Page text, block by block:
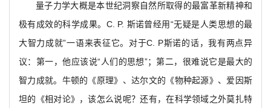
量子力学大概是本世纪洞察自然所取得的最富革新精神和
极有成效的科学成果。C. P. 斯诺曾经用“无疑是人类思想的最
大智力成就”一语来表征它。对于C. P斯诺的话，我有两点异
议：第一，他应该说“人们的思想”；第二，很难说它是最大的
智力成就。牛顿的《原理》、达尔文的《物种起源》、爱因斯
坦的《相对论》，该怎么说呢？还有，在科学领域之外莫扎特